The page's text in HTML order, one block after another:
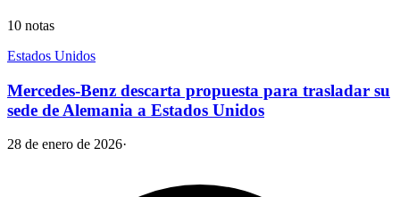
10 notas
Estados Unidos
Mercedes-Benz descarta propuesta para trasladar su
sede de Alemania a Estados Unidos
28 de enero de 2026·